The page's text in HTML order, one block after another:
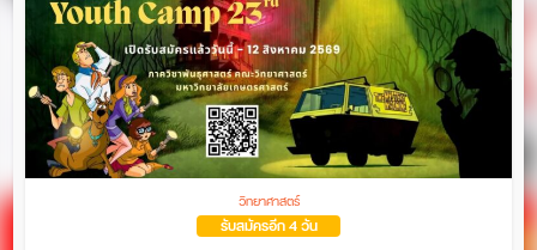
วิทยาศาสตร์
รับสมัครอีก 4 วัน